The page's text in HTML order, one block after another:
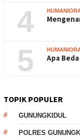
4
5 Apa
TOPIK POPULER
GUNUNGKIDUL
POLRES